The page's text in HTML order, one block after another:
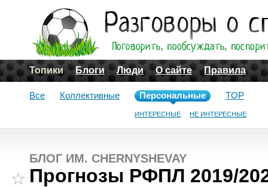
Топики Блоги Люди О сайте Правила
Все Коллективные Персональные
ИНТЕРЕСНЫЕ НЕ ИНТЕРЕСНЫЕ
TOP
БЛОГ ИМ. CHERNYSHEVAY
Прогнозы РФПЛ 2019/